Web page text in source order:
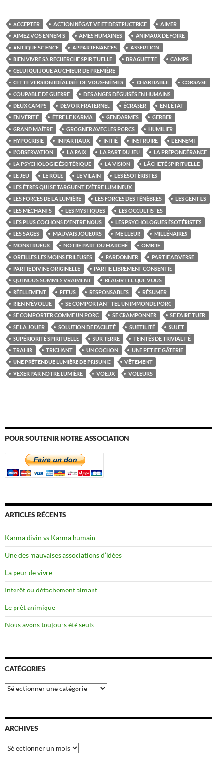
ACCEPTER ACTION NÉGATIVE ET DESTRUCTRICE
AIMER
AIMEZ VOS ENNEMIS
ÂMES HUMAINES
ANIMAUX DE FOIRE
ANTIQUE SCIENCE
APPARTENANCES
ASSERTION
BIEN VIVRE SA RECHERCHE SPIRITUELLE
BRAGUETTE
CAMPS
CELUI QUI JOUE AU CHIEUR DE PREMIÈRE
CETTE VERSION IDÉALISÉE DE VOUS-MÊMES
CHARITABLE
CORSAGE
COUPABLE DE GUERRE
DES ANGES DÉGUISÉS EN HUMAINS
DEUX CAMPS
DEVOIR FRATERNEL ÉCRASER
EN L'ÉTAT
EN VÉRITÉ
ÊTRE LE KARMA GENDARMES
GERBER
GRAND MAÎTRE
GROGNER AVEC LES PORCS
HUMILIER
HYPOCRISIE
IMPARTIAUX INITIÉ INSTRUIRE
L'ENNEMI
L'OBSERVATION
LA PAIX LA PART DU JEU
LA PRÉPONDÉRANCE
LA PSYCHOLOGIE ÉSOTÉRIQUE
LA VISION
LÂCHETÉ SPIRITUELLE
LE JEU
LE RÔLE LE VILAIN
LES ÉSOTÉRISTES
LES ÊTRES QUI SE TARGUENT D'ÊTRE LUMINEUX
LES FORCES DE LA LUMIÈRE
LES FORCES DES TÉNÈBRES
LES GENTILS
LES MÉCHANTS
LES MYSTIQUES
LES OCCULTISTES
LES PLUS COCHONS D'ENTRE NOUS
LES PSYCHOLOGUES ÉSOTÉRISTES
LES SAGES
MAUVAIS JOUEURS MEILLEUR
MILLÉNAIRES
MONSTRUEUX
NOTRE PART DU MARCHÉ
OMBRE
OREILLES LES MOINS FRILEUSES
PARDONNER
PARTIE ADVERSE
PARTIE DIVINE ORIGINELLE
PARTIE LIBREMENT CONSENTIE
QUI NOUS SOMMES VRAIMENT
RÉAGIR TEL QUE VOUS
RÉELLEMENT
REFUS RESPONSABLES
RÉSUMER
RIEN N'ÉVOLUE
SE COMPORTANT TEL UN IMMONDE PORC
SE COMPORTER COMME UN PORC
SE CRAMPONNER
SE FAIRE TUER
SE LA JOUER
SOLUTION DE FACILITÉ SUBTILITÉ
SUJET
SUPÉRIORITÉ SPIRITUELLE
SUR TERRE
TEINTÉS DE TRIVIALITÉ
TRAHIR
TRICHANT UN COCHON
UNE PETITE GÂTERIE
UNE PRÉTENDUE LUMIÈRE DE PRISUNIC
VÊTEMENT
VEXER PAR NOTRE LUMIÈRE
VOEUX VOLEURS
POUR SOUTENIR NOTRE ASSOCIATION
ARTICLES RÉCENTS
Karma divin vs Karma humain
Une des mauvaises associations d’idées
La peur de vivre
Intérêt ou détachement aimant
Le prêt animique
Nous avons toujours été seuls
CATÉGORIES
Catégories
ARCHIVES
Archives